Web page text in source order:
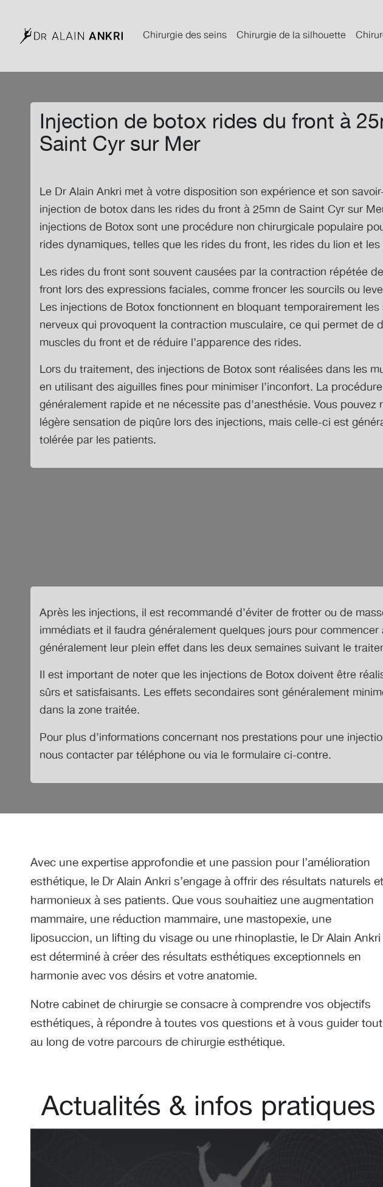
Chirurgie des seins Chirurgie de la silhouette
Injection de botox rides du front à
Saint Cyr sur Mer
Le Dr Alain Ankri met à votre disposition son expérience et son
injection de botox dans les rides du front à 25mn de Saint Cyr sur
injections de Botox sont une procédure non chirurgicale populaire
rides dynamiques, telles que les rides du front, les rides du lion et les
Les rides du front sont souvent causées par la contraction répétée
front lors des expressions faciales, comme froncer les sourcils ou
Les injections de Botox fonctionnent en bloquant temporairement les
nerveux qui provoquent la contraction musculaire, ce qui permet de
muscles du front et de réduire l’apparence des rides.
Lors du traitement, des injections de Botox sont réalisées dans les
en utilisant des aiguilles fines pour minimiser l’inconfort. La
généralement rapide et ne nécessite pas d’anesthésie. Vous pouvez
légère sensation de piqûre lors des injections, mais celle-ci est
tolérée par les patients.
Après les injections, il est recommandé d’éviter de frotter ou de
immédiats et il faudra généralement quelques jours pour
généralement leur plein effet dans les deux semaines suivant le
Il est important de noter que les injections de Botox doivent être
sûrs et satisfaisants. Les effets secondaires sont généralement
dans la zone traitée.
Pour plus d’informations concernant nos prestations pour une
nous contacter par téléphone ou via le formulaire ci-contre.
Avec une expertise approfondie et une passion pour l’amélioration
esthétique, le Dr Alain Ankri s’engage à offrir des résultats naturels et
harmonieux à ses patients. Que vous souhaitiez une augmentation
mammaire, une réduction mammaire, une mastopexie, une
liposuccion, un lifting du visage ou une rhinoplastie, le Dr Alain Ankri
est déterminé à créer des résultats esthétiques exceptionnels en
harmonie avec vos désirs et votre anatomie.
Notre cabinet de chirurgie se consacre à comprendre vos objectifs
esthétiques, à répondre à toutes vos questions et à vous guider tout
au long de votre parcours de chirurgie esthétique.
Actualités &infos pratiques